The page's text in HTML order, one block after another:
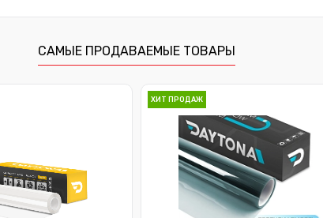
САМЫЕ ПРОДАВАЕМЫЕ ТОВАРЫ
ХИТ ПРОДАЖ